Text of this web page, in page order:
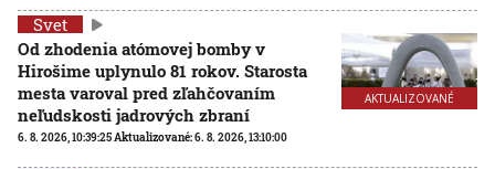
AKTUALIZOVANÉ
Svet
Od zhodenia atómovej bomby v
Hirošime uplynulo 81 rokov. Starosta
mesta varoval pred zľahčovaním
neľudskosti jadrových zbraní
6. 8. 2026, 10:39:25Aktualizované:6. 8. 2026, 13:10:00